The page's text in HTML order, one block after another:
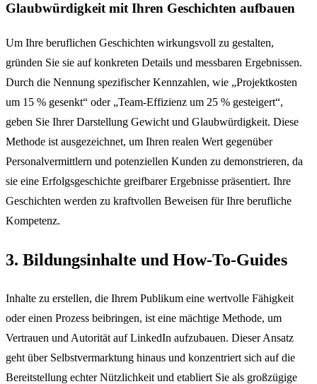
Glaubwürdigkeit mit Ihren Geschichten aufbauen
Um Ihre beruflichen Geschichten wirkungsvoll zu gestalten,
gründen Sie sie auf konkreten Details und messbaren Ergebnissen.
Durch die Nennung spezifischer Kennzahlen, wie „Projektkosten
um 15 % gesenkt“ oder „Team-Effizienz um 25 % gesteigert“,
geben Sie Ihrer Darstellung Gewicht und Glaubwürdigkeit. Diese
Methode ist ausgezeichnet, um Ihren realen Wert gegenüber
Personalvermittlern und potenziellen Kunden zu demonstrieren, da
sie eine Erfolgsgeschichte greifbarer Ergebnisse präsentiert. Ihre
Geschichten werden zu kraftvollen Beweisen für Ihre berufliche
Kompetenz.
3. Bildungsinhalte und How-To-Guides
Inhalte zu erstellen, die Ihrem Publikum eine wertvolle Fähigkeit
oder einen Prozess beibringen, ist eine mächtige Methode, um
Vertrauen und Autorität auf LinkedIn aufzubauen. Dieser Ansatz
geht über Selbstvermarktung hinaus und konzentriert sich auf die
Bereitstellung echter Nützlichkeit und etabliert Sie als großzügige